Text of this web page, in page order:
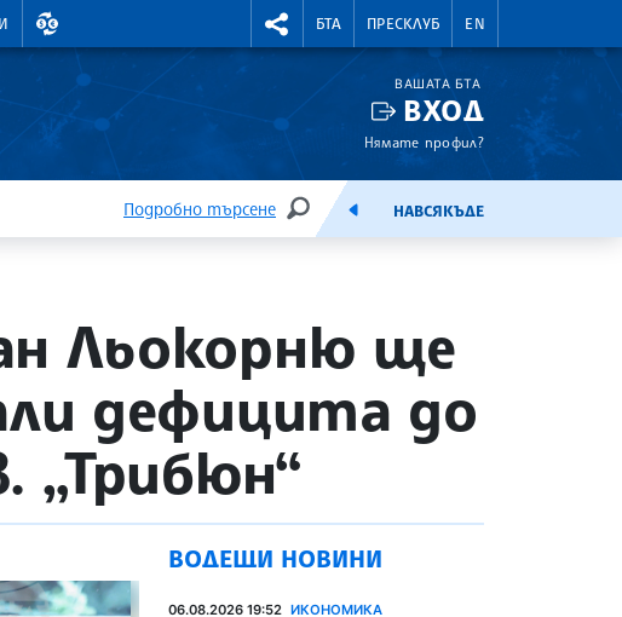
ВАЛУТНИ КУРСОВЕ RIGHTMENU.SOCIAL
БТА ПРЕСКЛУБ EN
ВАШАТА БТА
ВХОД
Нямате профил?
Подробно търсене
ТЪРСЕНЕЕМИСИЯНАВСЯКЪДЕ
Льокорню ще
дефицита до
„Трибюн“
ВОДЕЩИ НОВИНИ
06.08.2026 19:52 ИКОНОМИКА